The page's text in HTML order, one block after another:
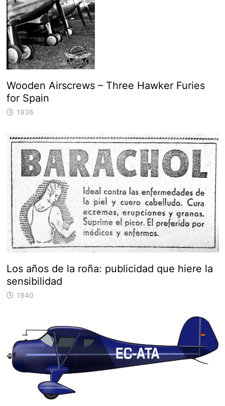
Wooden Airscrews – Three Hawker Furies
for Spain
1936
Los años de la roña: publicidad que hiere la
sensibilidad
1940